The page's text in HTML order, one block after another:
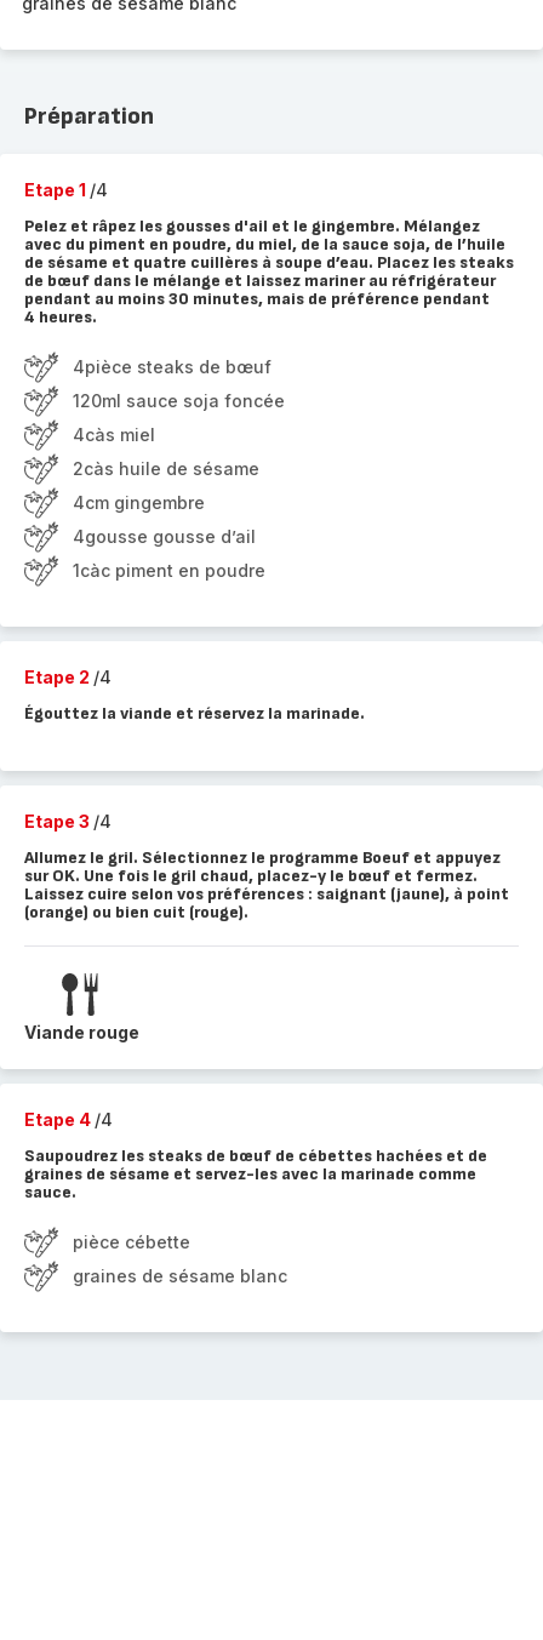
Préparation
Etape 1 /4
Pelez et râpez les gousses d'ail et le gingembre. Mélangez
avec du piment en poudre, du miel, de la sauce soja, de l’huile
de sésame et quatre cuillères à soupe d’eau. Placez les steaks
de bœuf dans le mélange et laissez mariner au réfrigérateur
pendant au moins 30 minutes, mais de préférence pendant
4 heures.
4pièce steaks de bœuf
120ml sauce soja foncée
4càs miel
2càs huile de sésame
4cm gingembre
4gousse gousse d’ail
1càc piment en poudre
Etape 2 /4
Égouttez la viande et réservez la marinade.
Etape 3 /4
Allumez le gril. Sélectionnez le programme Boeuf et appuyez
sur OK. Une fois le gril chaud, placez-y le bœuf et fermez.
Laissez cuire selon vos préférences : saignant (jaune), à point
(orange) ou bien cuit (rouge).
Viande rouge
Etape 4 /4
Saupoudrez les steaks de bœuf de cébettes hachées et de
graines de sésame et servez-les avec la marinade comme
sauce.
pièce cébette
graines de sésame blanc